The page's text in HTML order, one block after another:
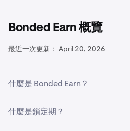
Bonded Earn 概覽
最近一次更新： April 20, 2026
什麼是 Bonded Earn？
Bonded Earn 透過我們的質押和
勵，其年利率 (APR) 高於靈活收
什麼是鎖定期？